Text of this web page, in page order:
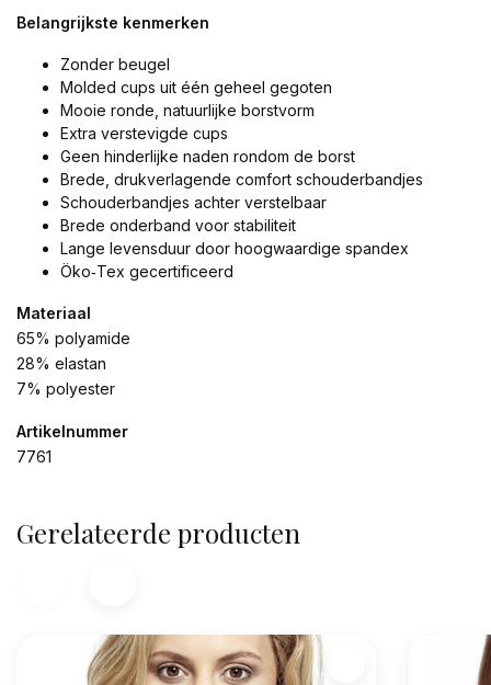
Belangrijkste kenmerken
Zonder beugel
Molded cups uit één geheel gegoten
Mooie ronde, natuurlijke borstvorm
Extra verstevigde cups
Geen hinderlijke naden rondom de borst
Brede, drukverlagende comfort schouderbandjes
Schouderbandjes achter verstelbaar
Brede onderband voor stabiliteit
Lange levensduur door hoogwaardige spandex
Öko‑Tex gecertificeerd
Materiaal
65% polyamide
28% elastan
7% polyester
Artikelnummer
7761
Gerelateerde producten